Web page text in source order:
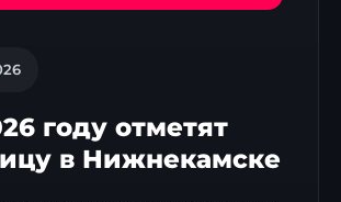
году отметят
в Нижнекамске